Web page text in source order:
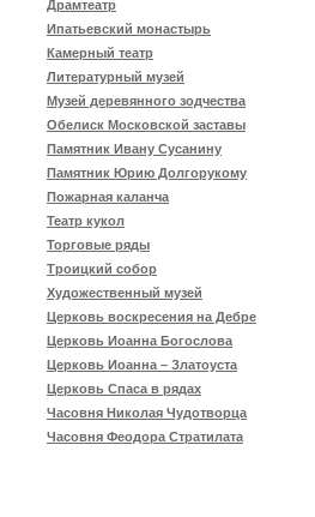
Драмтеатр
Ипатьевский монастырь
Камерный театр
Литературный музей
Музей деревянного зодчества
Обелиск Московской заставы
Памятник Ивану Сусанину
Памятник Юрию Долгорукому
Пожарная каланча
Театр кукол
Торговые ряды
Троицкий собор
Художественный музей
Церковь воскресения на Дебре
Церковь Иоанна Богослова
Церковь Иоанна – Златоуста
Церковь Спаса в рядах
Часовня Николая Чудотворца
Часовня Феодора Стратилата